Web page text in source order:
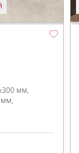
мм
мм